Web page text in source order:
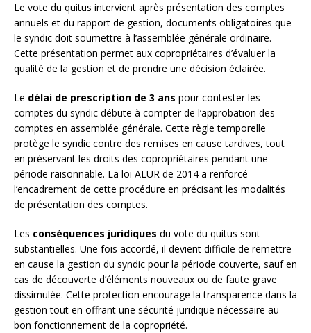
Le vote du quitus intervient après présentation des comptes
annuels et du rapport de gestion, documents obligatoires que
le syndic doit soumettre à l’assemblée générale ordinaire.
Cette présentation permet aux copropriétaires d’évaluer la
qualité de la gestion et de prendre une décision éclairée.
Le délai de prescription de 3 ans pour contester les
comptes du syndic débute à compter de l’approbation des
comptes en assemblée générale. Cette règle temporelle
protège le syndic contre des remises en cause tardives, tout
en préservant les droits des copropriétaires pendant une
période raisonnable. La loi ALUR de 2014 a renforcé
l’encadrement de cette procédure en précisant les modalités
de présentation des comptes.
Les conséquences juridiques du vote du quitus sont
substantielles. Une fois accordé, il devient difficile de remettre
en cause la gestion du syndic pour la période couverte, sauf en
cas de découverte d’éléments nouveaux ou de faute grave
dissimulée. Cette protection encourage la transparence dans la
gestion tout en offrant une sécurité juridique nécessaire au
bon fonctionnement de la copropriété.